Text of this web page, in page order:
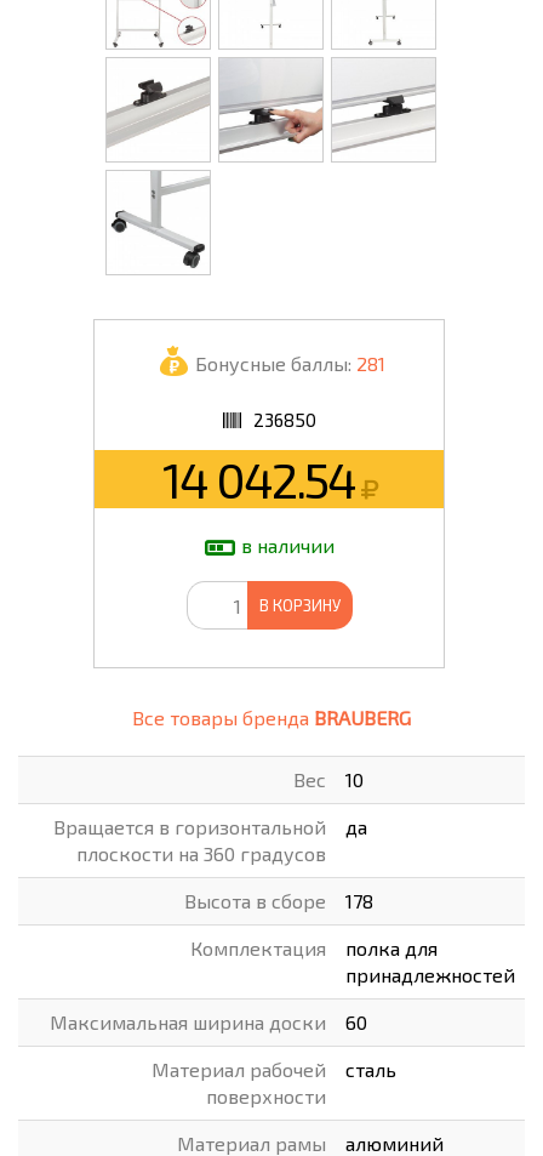
Бонусные баллы: 281
236850
14 042.54
в наличии
В КОРЗИНУ
Все товары бренда BRAUBERG
Вес 10
Вращается в горизонтальной
плоскости на 360 градусов
да
Высота в сборе 178
Комплектация
полка для
принадлежностей
Максимальная ширина доски 60
Материал рабочей
поверхности
сталь
Материал рамы алюминий